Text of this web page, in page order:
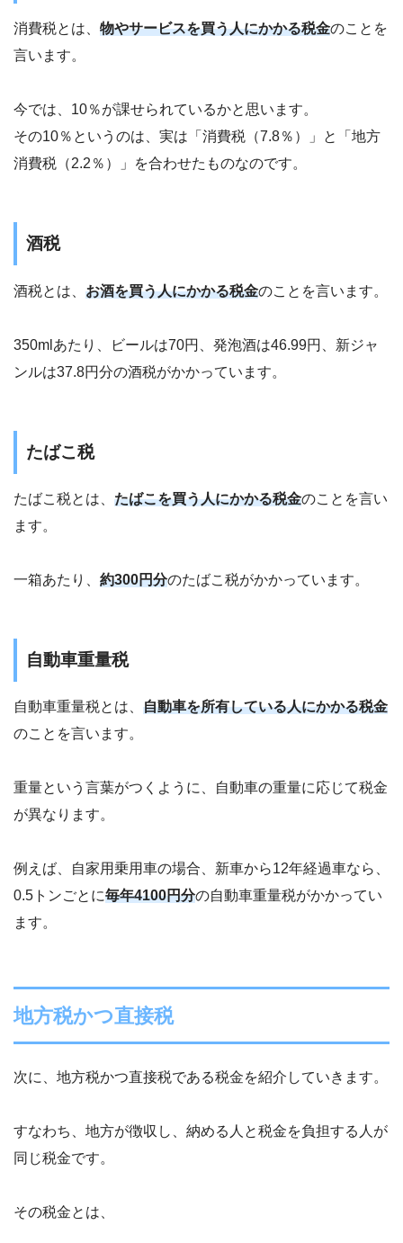
消費税とは、 物やサービスを買う人にかかる税金のことを
言います。
今では、10％が課せられているかと思います。
その10％というのは、実は「消費税（7.8％）」と「地方
消費税（2.2％）」を合わせたものなのです。
酒税
酒税とは、 お酒を買う人にかかる税金のことを言います。
350mlあたり、ビールは70円、発泡酒は46.99円、新ジャ
ンルは37.8円分の酒税がかかっています。
たばこ税
たばこ税とは、 たばこを買う人にかかる税金のことを言い
ます。
一箱あたり、 約300円分のたばこ税がかかっています。
自動車重量税
自動車重量税とは、 自動車を所有している人にかかる税金
のことを言います。
重量という言葉がつくように、自動車の重量に応じて税金
が異なります。
例えば、自家用乗用車の場合、新車から12年経過車なら、
0.5トンごとに毎年4100円分の自動車重量税がかかってい
ます。
地方税かつ直接税
次に、地方税かつ直接税である税金を紹介していきます。
すなわち、地方が徴収し、納める人と税金を負担する人が
同じ税金です。
その税金とは、